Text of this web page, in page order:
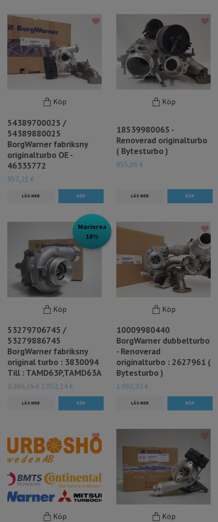
Köp
54389700025 /
54389880025
BorgWarner fabriksny
originalturbo OE -
46335772
957,21 €
LÄS MER
Köp
18539980065 -
Renoverad originalturbo
( Bytesturbo )
855,06 €
LÄS MER
Marinrea
10%
Köp
53279706745 /
53279886745
BorgWarner fabriksny
original turbo : 3830094
Till : TAMD63P,TAMD63A
2.280,15 € 2.052,14 €
LÄS MER
Köp
10009980440
BorgWarner dubbelturbo
- Renoverad
originalturbo : 2627961 (
Bytesturbo )
1.960,93 €
LÄS MER
Köp Köp